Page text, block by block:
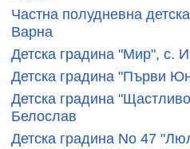
Частна полудневна
Варна
Детска градина "Мир", с.
Детска градина "Първи
Детска градина
Белослав
Детска градина No 47